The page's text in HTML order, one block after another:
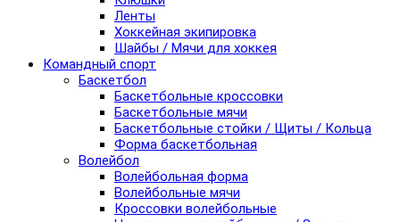
Ленты
Хоккейная экипировка
Шайбы / Мячи для хоккея
Командный спорт
Баскетбол
Баскетбольные кроссовки
Баскетбольные мячи
Баскетбольные стойки / Щиты / Кольца
Форма баскетбольная
Волейбол
Волейбольная форма
Волейбольные мячи
Кроссовки волейбольные